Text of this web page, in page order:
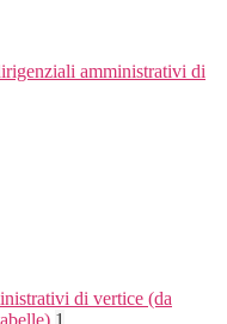
amministrativi di
di vertice (da